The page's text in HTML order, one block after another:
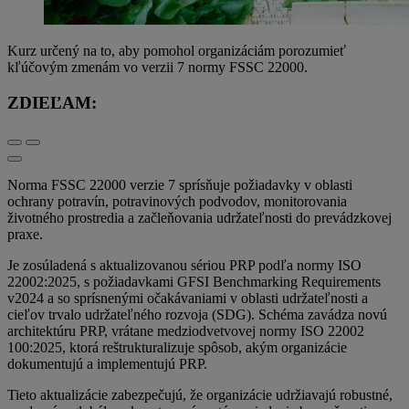
Kurz určený na to, aby pomohol organizáciám porozumieť
kľúčovým zmenám vo verzii 7 normy FSSC 22000.
ZDIEĽAM:
Norma FSSC 22000 verzie 7 sprísňuje požiadavky v oblasti
ochrany potravín, potravinových podvodov, monitorovania
životného prostredia a začleňovania udržateľnosti do prevádzkovej
praxe.
Je zosúladená s aktualizovanou sériou PRP podľa normy ISO
22002:2025, s požiadavkami GFSI Benchmarking Requirements
v2024 a so sprísnenými očakávaniami v oblasti udržateľnosti a
cieľov trvalo udržateľného rozvoja (SDG). Schéma zavádza novú
architektúru PRP, vrátane medziodvetvovej normy ISO 22002
100:2025, ktorá reštrukturalizuje spôsob, akým organizácie
dokumentujú a implementujú PRP.
Tieto aktualizácie zabezpečujú, že organizácie udržiavajú robustné,